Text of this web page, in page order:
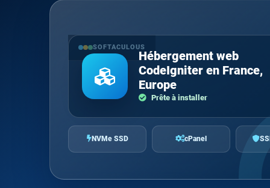
SOFTACULOUS
Hébergement web
CodeIgniter en France,
Europe
Prête à installer
NVMe SSD cPanel